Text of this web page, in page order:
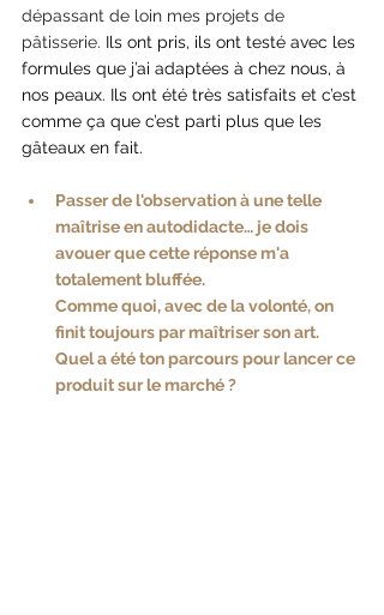
dépassant de loin mes projets de
pâtisserie. Ils ont pris, ils ont testé avec les
formules que j’ai adaptées à chez nous, à
nos peaux. Ils ont été très satisfaits et c’est
comme ça que c’est parti plus que les
gâteaux en fait.
Passer de l'observation à une telle
maîtrise en autodidacte… je dois
avouer que cette réponse m'a
totalement bluffée.
Comme quoi, avec de la volonté, on
finit toujours par maîtriser son art.
Quel a été ton parcours pour lancer ce
produit sur le marché ?